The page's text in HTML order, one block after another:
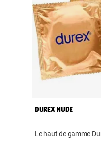
DUREX NUDE
Le haut de gamme